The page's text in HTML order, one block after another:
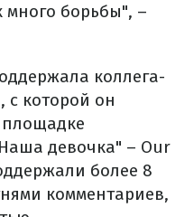
много борьбы", –
коллега-
с которой он
девочка" – Our
более 8
комментариев,